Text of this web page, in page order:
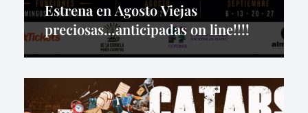
Estrena en Agosto Viejas
preciosas…anticipadas on line!!!!